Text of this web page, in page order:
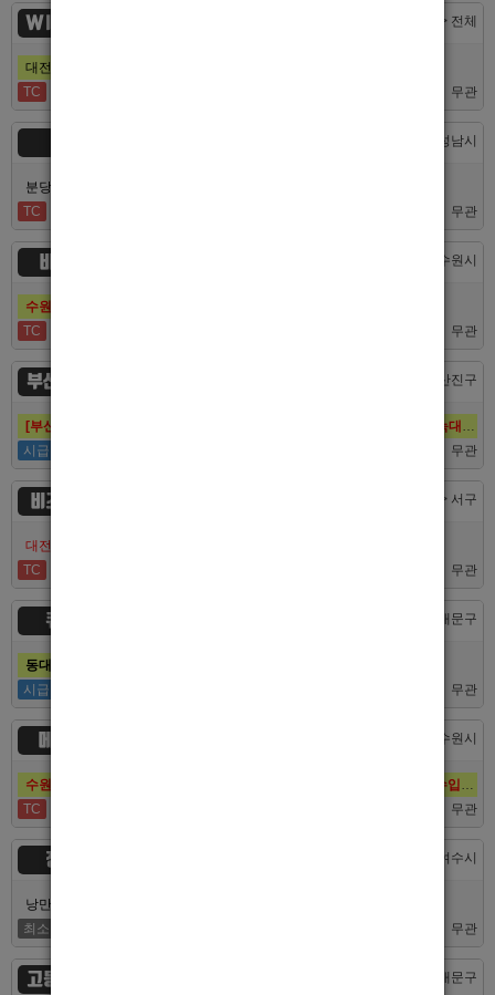
WINNER 대전 > 전체
대전호빠 제일 오래된 박스에서 남보도, 호빠알바를 모집합니다
TC
무관
경기 > 성남시
분당호빠 숨에서 가족처럼 함께일할 알바 분들을 모십니다.
TC
무관
비스트 경기 > 수원시
수원호빠 비스트 인증업소에서 알바 선수 구인합니다
TC
무관
부산 퍼스트 부산 > 부산진구
시급
무관
비즈니스 대전 > 서구
대전호빠 최고의 팀 브라더에서 선수 추가모집합니다!
TC
무관
큐브 서울 > 동대문구
동대문호빠 큐브, 장안동호빠 최고의 대우로 선수 모집합니다.
시급
무관
메이드 경기 > 수원시
TC
무관
정원 전남 > 여수시
낭만의 도시 여수남보도 호빠알바 해보실분 모집합니다 최고대우보장
최소
무관
고등어노래방 서울 > 동대문구